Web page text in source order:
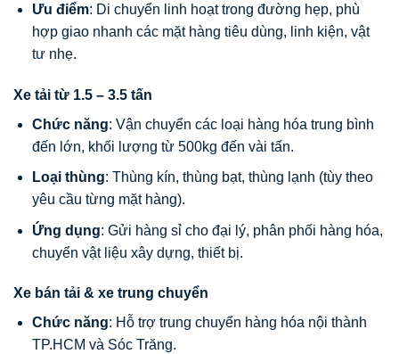
Ưu điểm: Di chuyển linh hoạt trong đường hẹp, phù
hợp giao nhanh các mặt hàng tiêu dùng, linh kiện, vật
tư nhẹ.
Xe tải từ 1.5 – 3.5 tấn
Chức năng: Vận chuyển các loại hàng hóa trung bình
đến lớn, khối lượng từ 500kg đến vài tấn.
Loại thùng: Thùng kín, thùng bạt, thùng lạnh (tùy theo
yêu cầu từng mặt hàng).
Ứng dụng: Gửi hàng sỉ cho đại lý, phân phối hàng hóa,
chuyển vật liệu xây dựng, thiết bị.
Xe bán tải & xe trung chuyển
Chức năng: Hỗ trợ trung chuyển hàng hóa nội thành
TP.HCM và Sóc Trăng.